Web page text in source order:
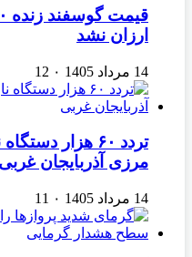
ارزان نشد
14 مرداد 1405 ۰ 12
تردد ۶۰ هزار
مرزی آذربایجان ‌غربی
14 مرداد 1405 ۰ 11